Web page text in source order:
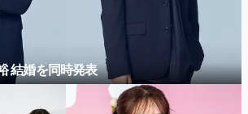
結婚を同時発表